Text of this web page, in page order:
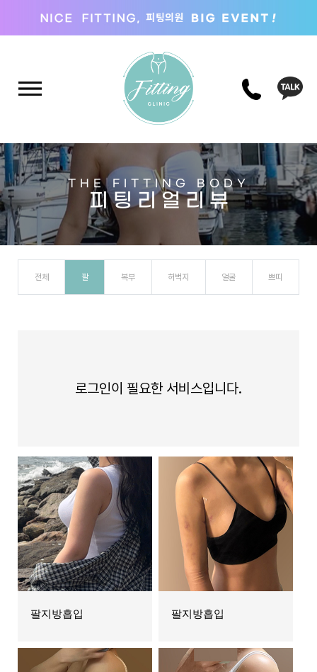
THE FITTING BODY
피 팅 리 얼 리 뷰
전체 팔 복부 허벅지 얼굴 쁘띠
로그인이 필요한 서비스입니다.
팔지방흡입 팔지방흡입